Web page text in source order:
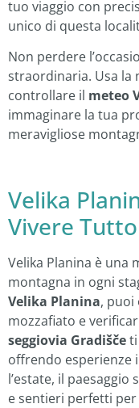
tuo viaggio con
unico di questa
Non perdere
straordinaria. Usa la
controllare il meteo
immaginare la tua
meravigliose
Velika
Vivere Tutto
Velika Planina è una
montagna in ogni
Velika Planina, puoi
mozzafiato e
seggiovia Gradišče
offrendo esperienze
l’estate, il
e sentieri perfetti